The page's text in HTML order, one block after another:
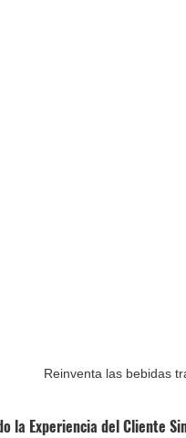
Reinventa las bebidas
la Experiencia del Cliente